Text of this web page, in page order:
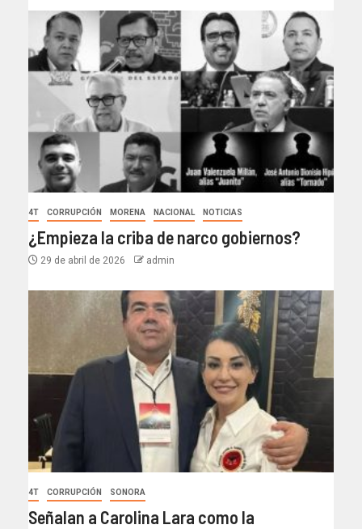
4T CORRUPCIÓN MORENA NACIONAL NOTICIAS
¿Empieza la criba de narco gobiernos?
29 de abril de 2026 admin
4T CORRUPCIÓN SONORA
Señalan a Carolina Lara como la